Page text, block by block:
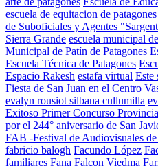
escuela de equitacion de patagones
de Suboficiales y Agentes
Sierra Grande escuela municipal
Municipal de Patín de Patagones
Escuela Técnica de Patagones
Espacio Rakesh estafa virtual Este
Fiesta de San Juan en el Centro
evalyn rousiot silbana cullumilla
Exitoso Primer Concurso
por el 244° aniversario de San
FAB -Festival de Audiovisuales
fabricio balogh Facundo López
familiares Fana Falcon Viedma